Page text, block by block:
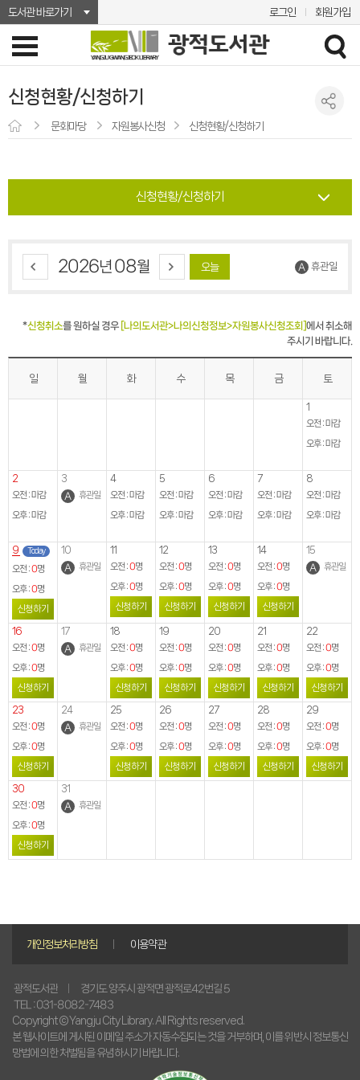
도서관 바로가기 로그인 회원가입
신청현황/신청하기
문화마당 자원봉사신청 신청현황/신청하기
신청현황/신청하기
2026년 08월 오늘 휴관일
*신청취소를 원하실 경우 [나의도서관>나의신청정보>자원봉사신청조회]에서 취소해
주시기 바랍니다.
일 월 화 수 목 금 토
1
오전 : 마감
오후 : 마감
2
오전 : 마감
오후 : 마감
3
휴관일
4
오전 : 마감
오후 : 마감
5
오전 : 마감
오후 : 마감
6
오전 : 마감
오후 : 마감
7
오전 : 마감
오후 : 마감
8
오전 : 마감
오후 : 마감
9 Today
오전 :0명
오후 :0명
신청하기
10
휴관일
11
오전 :0명
오후 :0명
신청하기
12
오전 :0명
오후 :0명
신청하기
13
오전 :0명
오후 :0명
신청하기
14
오전 :0명
오후 :0명
신청하기
15
휴관일
16
오전 :0명
오후 :0명
신청하기
17
휴관일
18
오전 :0명
오후 :0명
신청하기
19
오전 :0명
오후 :0명
신청하기
20
오전 :0명
오후 :0명
신청하기
21
오전 :0명
오후 :0명
신청하기
22
오전 :0명
오후 :0명
신청하기
23
오전 :0명
오후 :0명
신청하기
24
휴관일
25
오전 :0명
오후 :0명
신청하기
26
오전 :0명
오후 :0명
신청하기
27
오전 :0명
오후 :0명
신청하기
28
오전 :0명
오후 :0명
신청하기
29
오전 :0명
오후 :0명
신청하기
30
오전 :0명
오후 :0명
신청하기
31
휴관일
개인정보처리방침 이용약관
광적도서관 경기도 양주시 광적면 광적로42번길 5
TEL : 031-8082-7483
Copyright © Yangju City Library. All Rights reserved.
본 웹사이트에 게시된 이메일 주소가 자동수집되는 것을 거부하며, 이를 위반시 정보통신
망법에 의한 처벌됨을 유념하시기 바랍니다.